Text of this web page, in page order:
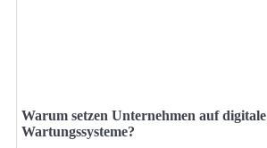
Warum setzen Unternehmen auf digitale
Wartungssysteme?